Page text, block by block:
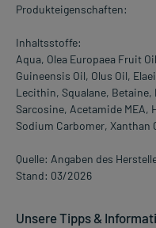
Produkteigenschaften:
Inhaltsstoffe:
Aqua, Olea Europaea Fruit
Guineensis Oil, Olus Oil,
Lecithin, Squalane, Betaine,
Sarcosine, Acetamide MEA,
Sodium Carbomer, Xanthan
Quelle: Angaben des
Stand: 03/2026
Unsere Tipps &